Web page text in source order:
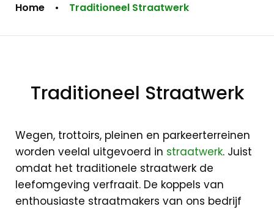
Home
• Traditioneel Straatwerk
Traditioneel
Traditioneel Straatwerk
Wegen, trottoirs, pleinen en parkeerterreinen
worden veelal uitgevoerd in straatwerk. Juist
omdat het traditionele straatwerk de
leefomgeving verfraait. De koppels van
enthousiaste straatmakers van ons bedrijf